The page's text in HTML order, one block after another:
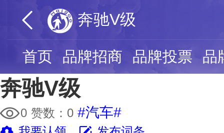
奔驰V级
首页 品牌招商 品牌投票 品
奔驰V级
0 赞数： 0 #汽车#